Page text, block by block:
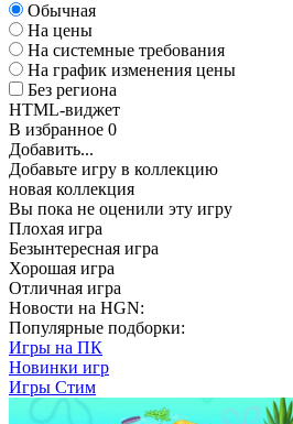
Обычная
На цены
На системные требования
На график изменения цены
Без региона
HTML-виджет
В избранное 0
Добавить...
Добавьте игру в коллекцию
новая коллекция
Вы пока не оценили эту игру
Плохая игра
Безынтересная игра
Хорошая игра
Отличная игра
Новости на HGN:
Популярные подборки:
Игры на ПК
Новинки игр
Игры Стим